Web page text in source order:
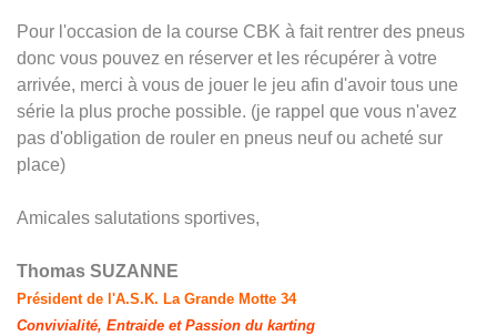
Pour l'occasion de la course CBK à fait rentrer des pneus
donc vous pouvez en réserver et les récupérer à votre
arrivée, merci à vous de jouer le jeu afin d'avoir tous une
série la plus proche possible. (je rappel que vous n'avez
pas d'obligation de rouler en pneus neuf ou acheté sur
place)
Amicales salutations sportives,
Thomas SUZANNE
Président de l'A.S.K. La Grande Motte 34
Convivialité, Entraide et Passion du karting